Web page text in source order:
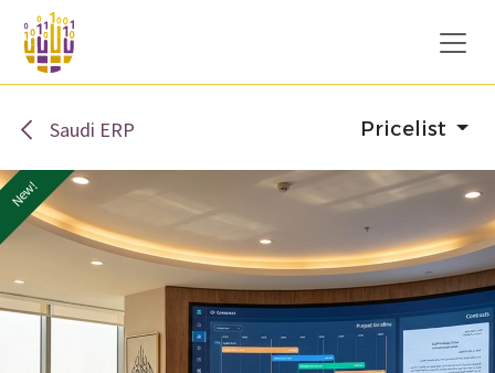
Skip to Content
Saudi ERP Pricelist
New!